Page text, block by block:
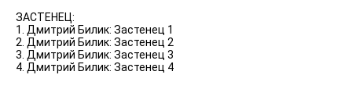
ЗАСТЕНЕЦ:
1. Дмитрий Билик: Застенец 1
2. Дмитрий Билик: Застенец 2
3. Дмитрий Билик: Застенец 3
4. Дмитрий Билик: Застенец 4